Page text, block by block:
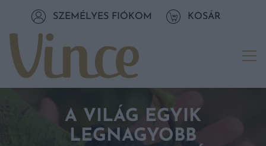
Tovább a tartalomhozSZEMÉLYES FIÓKOM KOSÁR
A VILÁG EGYIK
LEGNAGYOBB